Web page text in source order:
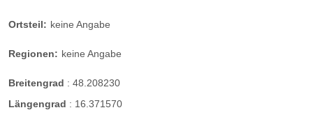
Frühlings-Hochzeit
weitere Unterlagen
Ortsteil: keine Angabe
Regionen: keine Angabe
Breitengrad : 48.208230
Längengrad : 16.371570